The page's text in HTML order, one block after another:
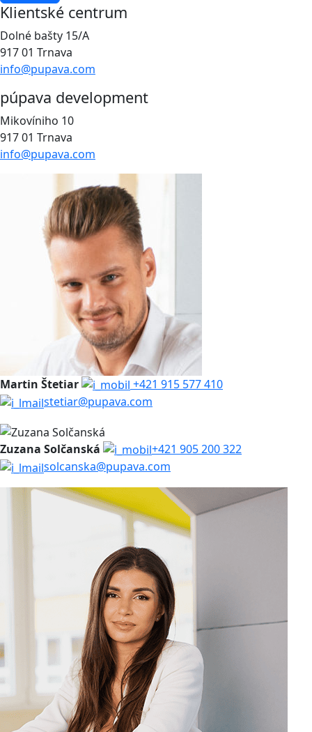
Klientské centrum
Dolné bašty 15/A
917 01 Trnava
info@pupava.com
púpava development
Mikovíniho 10
917 01 Trnava
info@pupava.com
Martin Štetiar
+421 915 577 410
stetiar@pupava.com
Zuzana Solčanská
+421 905 200 322
solcanska@pupava.com